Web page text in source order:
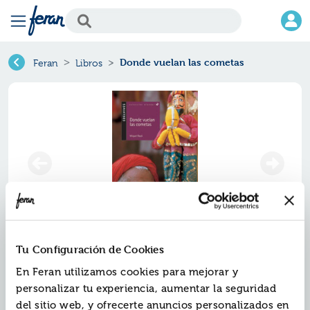
Tu Configuración de Cookies
En Feran utilizamos cookies para mejorar y
personalizar tu experiencia, aumentar la seguridad
del sitio web, y ofrecerte anuncios personalizados en
Feran Libros Donde vuelan las cometas
Donde vuelan las cometas
Ref.ZED-AN028
ISBN:9788426350015